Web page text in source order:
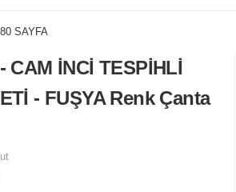
SAYFA
CAM İNCİ TESPİHLİ
- FUŞYA Renk Çanta